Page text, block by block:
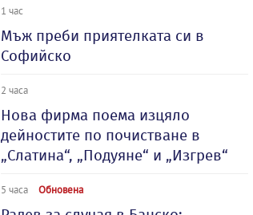
1 час
Мъж преби приятелката си в
Софийско
2 часа
Нова фирма поема изцяло
дейностите по почистване в
„Слатина“, „Подуяне“ и „Изгрев“
5 часа Обновена